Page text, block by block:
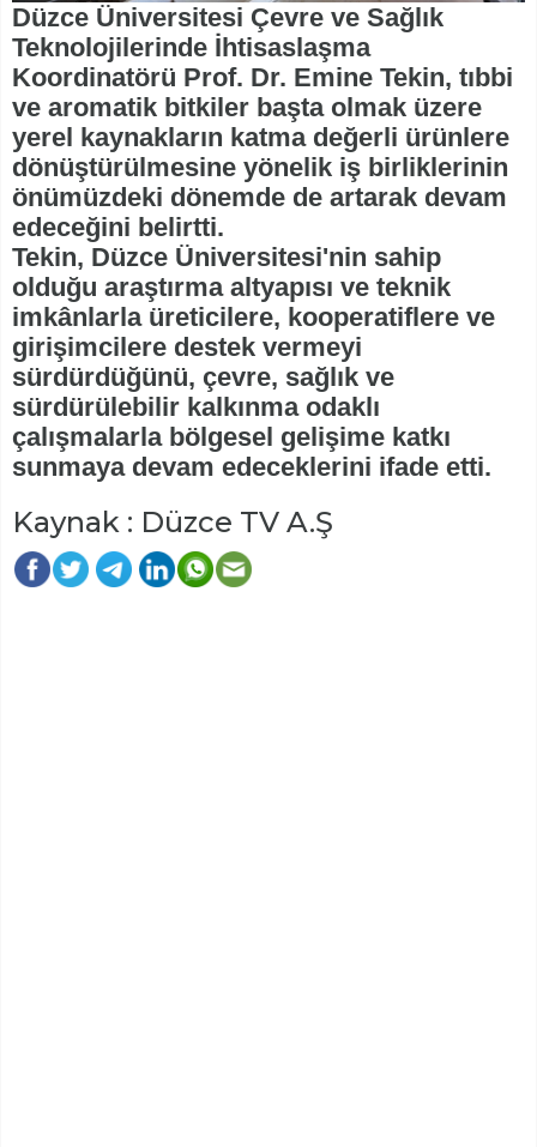
Düzce Üniversitesi Çevre ve Sağlık
Teknolojilerinde İhtisaslaşma
Koordinatörü Prof. Dr. Emine Tekin, tıbbi
ve aromatik bitkiler başta olmak üzere
yerel kaynakların katma değerli ürünlere
dönüştürülmesine yönelik iş birliklerinin
önümüzdeki dönemde de artarak devam
edeceğini belirtti.
Tekin, Düzce Üniversitesi'nin sahip
olduğu araştırma altyapısı ve teknik
imkânlarla üreticilere, kooperatiflere ve
girişimcilere destek vermeyi
sürdürdüğünü, çevre, sağlık ve
sürdürülebilir kalkınma odaklı
çalışmalarla bölgesel gelişime katkı
sunmaya devam edeceklerini ifade etti.
Kaynak : Düzce TV A.Ş